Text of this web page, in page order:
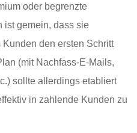
oder begrenzte
ist gemein, dass sie
den ersten Schritt
(mit Nachfass-E-Mails,
sollte allerdings etabliert
in zahlende Kunden zu